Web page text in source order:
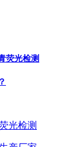
荧光检测
光检测